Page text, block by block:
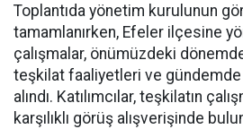
Toplantıda yönetim kurulunun
tamamlanırken, Efeler ilçesine
çalışmalar, önümüzdeki
teşkilat faaliyetleri ve gündemde
alındı. Katılımcılar, teşkilatın
karşılıklı görüş alışverişinde